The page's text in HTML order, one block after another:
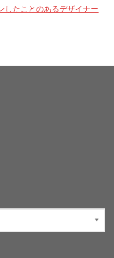
したことのあるデザイナー